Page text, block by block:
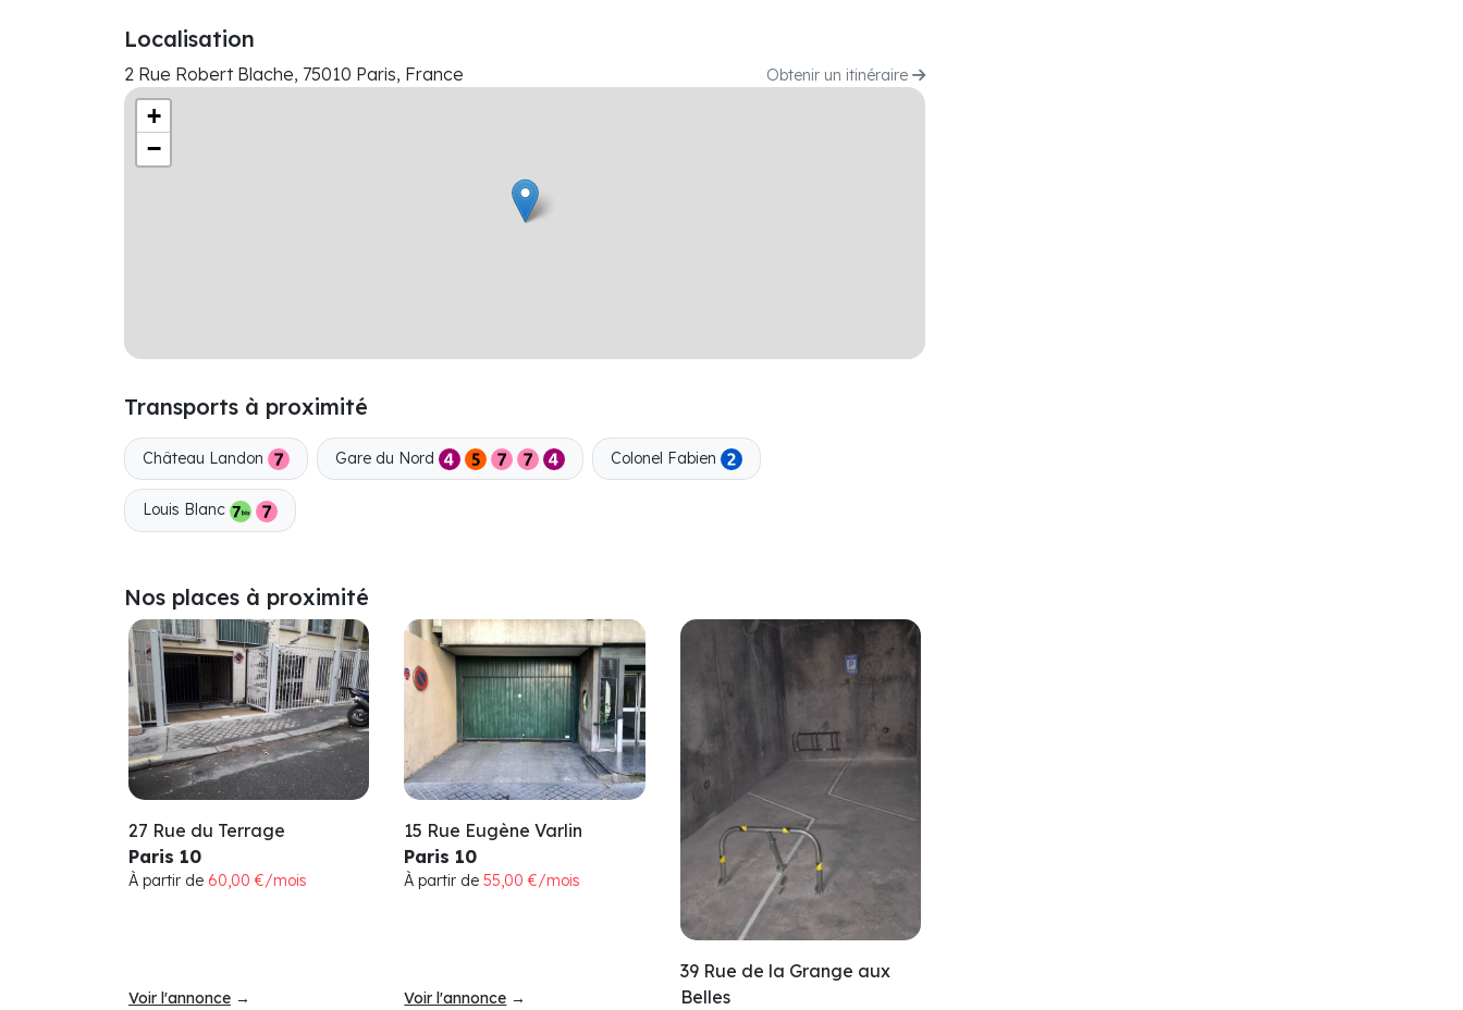
Localisation
2 Rue Robert Blache, 75010 Paris, France Obtenir un itinéraire
+
−
Transports à proximité
Château Landon Gare du Nord Colonel Fabien
Louis Blanc
Nos places à proximité
27 Rue du Terrage
Paris 10
À partir de 60,00 €/mois
Voir l'annonce →
15 Rue Eugène Varlin
Paris 10
À partir de55,00 €/mois
Voir l'annonce →
39 Rue de la Grange aux
Belles